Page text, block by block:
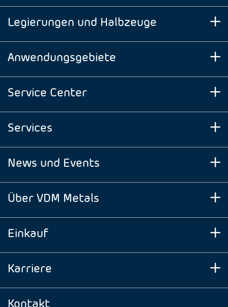
Legierungen und Halbzeuge
Anwendungsgebiete
Service Center
Services
News und Events
Über VDM Metals
Einkauf
Karriere
Kontakt